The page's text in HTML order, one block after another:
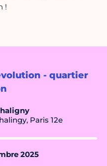
- quartier
Paris 12e
2025
!